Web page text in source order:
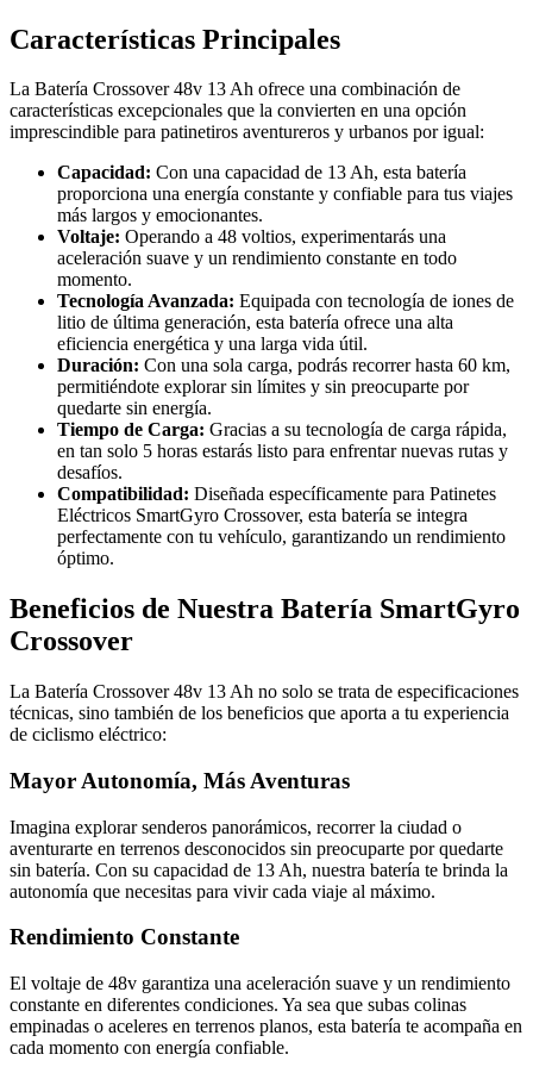
Características Principales
La Batería Crossover 48v 13 Ah ofrece una combinación de
características excepcionales que la convierten en una opción
imprescindible para patinetiros aventureros y urbanos por igual:
Capacidad: Con una capacidad de 13 Ah, esta batería
proporciona una energía constante y confiable para tus viajes
más largos y emocionantes.
Voltaje: Operando a 48 voltios, experimentarás una
aceleración suave y un rendimiento constante en todo
momento.
Tecnología Avanzada: Equipada con tecnología de iones de
litio de última generación, esta batería ofrece una alta
eficiencia energética y una larga vida útil.
Duración: Con una sola carga, podrás recorrer hasta 60 km,
permitiéndote explorar sin límites y sin preocuparte por
quedarte sin energía.
Tiempo de Carga: Gracias a su tecnología de carga rápida,
en tan solo 5 horas estarás listo para enfrentar nuevas rutas y
desafíos.
Compatibilidad: Diseñada específicamente para Patinetes
Eléctricos SmartGyro Crossover, esta batería se integra
perfectamente con tu vehículo, garantizando un rendimiento
óptimo.
Beneficios de Nuestra Batería SmartGyro
Crossover
La Batería Crossover 48v 13 Ah no solo se trata de especificaciones
técnicas, sino también de los beneficios que aporta a tu experiencia
de ciclismo eléctrico:
Mayor Autonomía, Más Aventuras
Imagina explorar senderos panorámicos, recorrer la ciudad o
aventurarte en terrenos desconocidos sin preocuparte por quedarte
sin batería. Con su capacidad de 13 Ah, nuestra batería te brinda la
autonomía que necesitas para vivir cada viaje al máximo.
Rendimiento Constante
El voltaje de 48v garantiza una aceleración suave y un rendimiento
constante en diferentes condiciones. Ya sea que subas colinas
empinadas o aceleres en terrenos planos, esta batería te acompaña en
cada momento con energía confiable.